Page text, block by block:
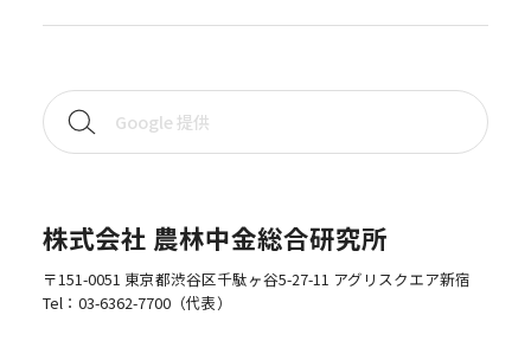
株式会社 農林中金総合研究所
〒151-0051 東京都渋谷区千駄ヶ谷5-27-11 アグリスクエア新宿
Tel： 03-6362-7700（代表）